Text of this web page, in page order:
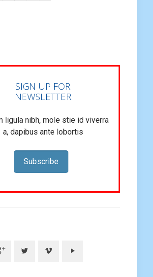
SIGN UP FOR
NEWSLETTER
ligula nibh, mole stie id viverra
a, dapibus ante lobortis
Subscribe